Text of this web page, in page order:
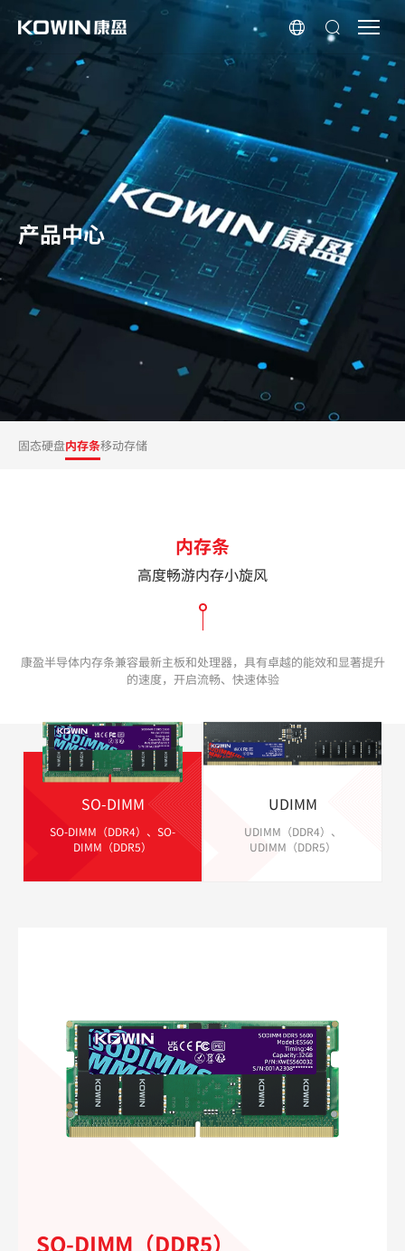
产品中心
固态硬盘内存条移动存储
内存条
高度畅游内存小旋风
康盈半导体内存条兼容最新主板和处理器，具有卓越的能效和显著提升
的速度，开启流畅、快速体验
SO-DIMM
SO-DIMM（DDR4）、SO-
DIMM（DDR5）
UDIMM
UDIMM（DDR4）、
UDIMM（DDR5）
SO-DIMM（DDR5）